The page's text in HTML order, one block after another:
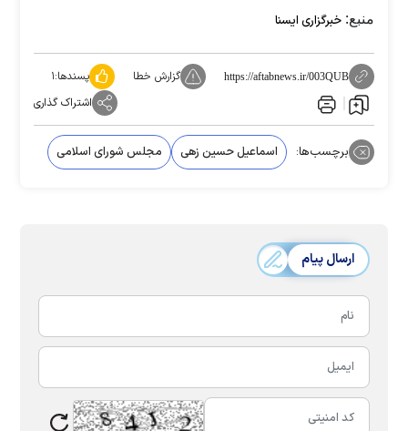
منبع: خبرگزاری ایسنا
https://aftabnews.ir/003QUB گزارش خطا پسندها:۱
اشتراک گذاری
برچسب‌ها: اسماعیل حسین زهی مجلس شورای اسلامی
ارسال پیام